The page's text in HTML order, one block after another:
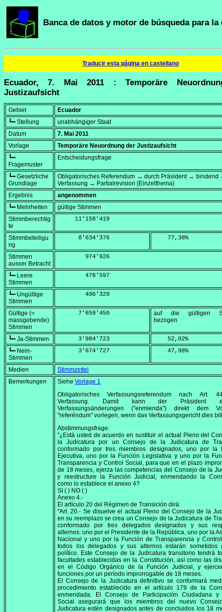
Banca de datos y motor de búsqueda para
Traducir esta página en castellano
Ecuador, 7. Mai 2011 : Temporäre
Justizaufsicht
Gebiet
Ecuador
┗━ Stellung
unabhängiger Staat
Datum
7. Mai 2011
Vorlage
Temporäre Neuordnung der Justizaufsicht
┗━
Fragemuster
Entscheidungsfrage
┗━ Gesetzliche
Grundlage
Obligatorisches Referendum → durch Präsident → bindend
Verfassung → Partialrevision (Einzelthema)
Ergebnis
angenommen
┗━ Mehrheiten
gültige Stimmen
Stimmberechtig
te
     11'158'419
Stimmbeteiligu
ng
      8'634'376
    77,38
%
Stimmen
ausser Betracht
        974'926
┗━ Leere
Stimmen
        478'597
┗━ Ungültige
Stimmen
        496'329
Gültige (=
massgebende)
Stimmen
      7'659'450
auf die gültigen
bezogen
┗━ Ja-Stimmen
      3'984'723
    52,02
%
┗━ Nein-
Stimmen
      3'674'727
    47,98
%
Medien
Stimmzettel
Bemerkungen
Siehe Vorlage 1
Obligatorisches Verfassungsreferendum nach Art.
Verfassung. Damit kann der Präsident
Verfassungsänderungen ("enmienda") direkt dem
"referéndum" vorlegen, wenn das Verfassungsgericht dies
Abstimmungsfrage:
"¿Está usted de acuerdo en sustituir el actual Pleno del
la Judicatura por un Consejo de la Judicatura de
conformado por tres miembros designados, uno por la
Ejecutiva, uno por la Función Legislativa y uno por la
Transparencia y Control Social, para que en el plazo
de 18 meses, ejerza las competencias del Consejo de la
y reestructure la Función Judicial, enmendando la
como lo establece el anexo 4?
SI ( ) NO ( )
Anexo 4.-
El artículo 20 del Régimen de Transición dirá:
"Art. 20.- Se disuelve el actual Pleno del Consejo de la
en su reemplazo se crea un Consejo de la Judicatura de
conformado por tres delegados designados y sus
alternos: uno por el Presidente de la República, uno por la
Nacional y uno por la Función de Transparencia y
todos los delegados y sus alternos estarán sometidos
político. Este Consejo de la Judicatura transitorio tendrá
facultades establecidas en la Constitución, así como las
en el Código Orgánico de la Función Judicial, y
funciones por un período improrrogable de 18 meses.
El Consejo de la Judicatura definitivo se conformará
procedimiento establecido en el artículo 179 de la
enmendada. El Consejo de Participación Ciudadana y
Social asegurará que los miembros del nuevo
Judicatura estén designados antes de concluidos los 18